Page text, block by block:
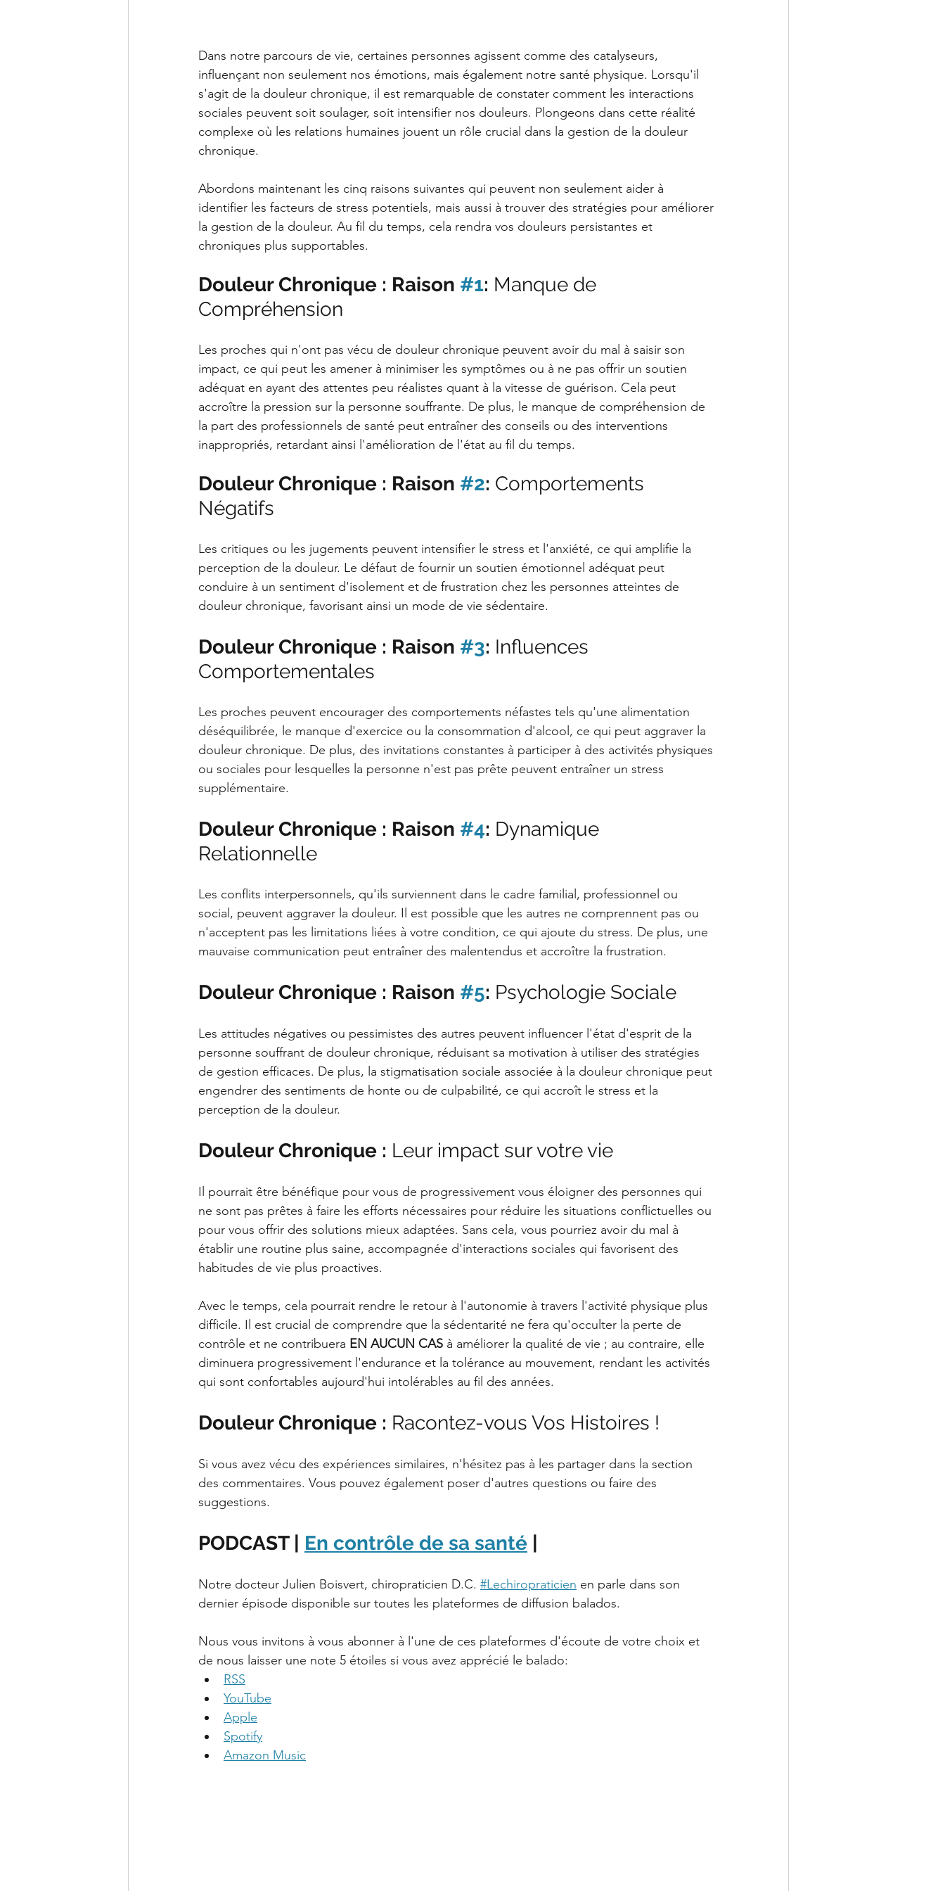
Dans notre parcours de vie, certaines personnes agissent comme des catalyseurs,
influençant non seulement nos émotions, mais également notre santé physique. Lorsqu'il
s'agit de la douleur chronique, il est remarquable de constater comment les interactions
sociales peuvent soit soulager, soit intensifier nos douleurs. Plongeons dans cette réalité
complexe où les relations humaines jouent un rôle crucial dans la gestion de la douleur
chronique.
Abordons maintenant les cinq raisons suivantes qui peuvent non seulement aider à
identifier les facteurs de stress potentiels, mais aussi à trouver des stratégies pour améliorer
la gestion de la douleur. Au fil du temps, cela rendra vos douleurs persistantes et
chroniques plus supportables.
Douleur Chronique : Raison #1: Manque de
Compréhension
Les proches qui n'ont pas vécu de douleur chronique peuvent avoir du mal à saisir son
impact, ce qui peut les amener à minimiser les symptômes ou à ne pas offrir un soutien
adéquat en ayant des attentes peu réalistes quant à la vitesse de guérison. Cela peut
accroître la pression sur la personne souffrante. De plus, le manque de compréhension de
la part des professionnels de santé peut entraîner des conseils ou des interventions
inappropriés, retardant ainsi l'amélioration de l'état au fil du temps.
Douleur Chronique : Raison #2: Comportements
Négatifs
Les critiques ou les jugements peuvent intensifier le stress et l'anxiété, ce qui amplifie la
perception de la douleur. Le défaut de fournir un soutien émotionnel adéquat peut
conduire à un sentiment d'isolement et de frustration chez les personnes atteintes de
douleur chronique, favorisant ainsi un mode de vie sédentaire.
Douleur Chronique : Raison #3: Influences
Comportementales
Les proches peuvent encourager des comportements néfastes tels qu'une alimentation
déséquilibrée, le manque d'exercice ou la consommation d'alcool, ce qui peut aggraver la
douleur chronique. De plus, des invitations constantes à participer à des activités physiques
ou sociales pour lesquelles la personne n'est pas prête peuvent entraîner un stress
supplémentaire.
Douleur Chronique : Raison #4: Dynamique
Relationnelle
Les conflits interpersonnels, qu'ils surviennent dans le cadre familial, professionnel ou
social, peuvent aggraver la douleur. Il est possible que les autres ne comprennent pas ou
n'acceptent pas les limitations liées à votre condition, ce qui ajoute du stress. De plus, une
mauvaise communication peut entraîner des malentendus et accroître la frustration.
Douleur Chronique : Raison #5: Psychologie Sociale
Les attitudes négatives ou pessimistes des autres peuvent influencer l'état d'esprit de la
personne souffrant de douleur chronique, réduisant sa motivation à utiliser des stratégies
de gestion efficaces. De plus, la stigmatisation sociale associée à la douleur chronique peut
engendrer des sentiments de honte ou de culpabilité, ce qui accroît le stress et la
perception de la douleur.
Douleur Chronique : Leur impact sur votre vie
Il pourrait être bénéfique pour vous de progressivement vous éloigner des personnes qui
ne sont pas prêtes à faire les efforts nécessaires pour réduire les situations conflictuelles ou
pour vous offrir des solutions mieux adaptées. Sans cela, vous pourriez avoir du mal à
établir une routine plus saine, accompagnée d'interactions sociales qui favorisent des
habitudes de vie plus proactives.
Avec le temps, cela pourrait rendre le retour à l'autonomie à travers l'activité physique plus
difficile. Il est crucial de comprendre que la sédentarité ne fera qu'occulter la perte de
contrôle et ne contribuera EN AUCUN CAS à améliorer la qualité de vie ; au contraire, elle
diminuera progressivement l'endurance et la tolérance au mouvement, rendant les activités
qui sont confortables aujourd'hui intolérables au fil des années.
Douleur Chronique : Racontez-vous Vos Histoires !
Si vous avez vécu des expériences similaires, n'hésitez pas à les partager dans la section
des commentaires. Vous pouvez également poser d'autres questions ou faire des
suggestions.
PODCAST | En contrôle de sa santé
Notre docteur Julien Boisvert, chiropraticien D.C. #Lechiropraticien en parle dans son
dernier épisode disponible sur toutes les plateformes de diffusion balados.
Nous vous invitons à vous abonner à l'une de ces plateformes d'écoute de votre choix et
de nous laisser une note 5 étoiles si vous avez apprécié le balado:
RSS
YouTube
Apple
Spotify
Amazon Music